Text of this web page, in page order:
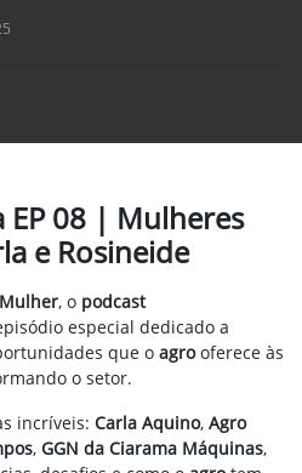
EP 08 | Mulheres
e Rosineide
, o podcast
especial dedicado a
que o agrooferece às
o setor.
incríveis: Carla Aquino, Agro
, GGN da Ciarama Máquinas,